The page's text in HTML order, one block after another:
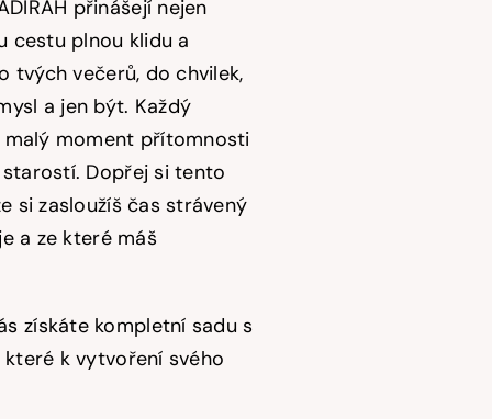
Kč.
Kč.
přinášejí nejen
cestu plnou klidu a
tvých večerů, do chvilek,
a jen být. Každý
malý moment přítomnosti
Dopřej si tento
si zasloužíš čas strávený
a ze které máš
získáte kompletní sadu s
k vytvoření svého